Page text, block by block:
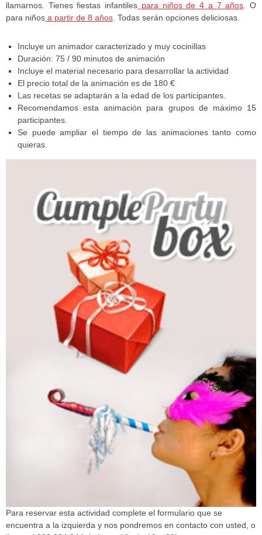
llamarnos. Tienes fiestas infantiles para niños de 4 a 7 años. O
para niños a partir de 8 años. Todas serán opciones deliciosas.
Incluye un animador caracterizado y muy cocinillas
Duración: 75 / 90 minutos de animación
Incluye el material necesario para desarrollar la actividad
El precio total de la animación es de 180 €
Las recetas se adaptarán a la edad de los participantes.
Recomendamos esta animación para grupos de máximo 15
participantes.
Se puede ampliar el tiempo de las animaciones tanto como
quieras.
Para reservar esta actividad complete el formulario que se
encuentra a la izquierda y nos pondremos en contacto con usted, o